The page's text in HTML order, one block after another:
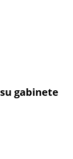
gabinete